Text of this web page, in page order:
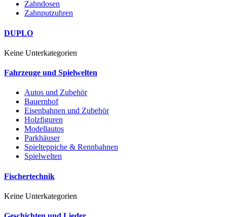
Zahndosen
Zahnputzuhren
DUPLO
Keine Unterkategorien
Fahrzeuge und Spielwelten
Autos und Zubehör
Bauernhof
Eisenbahnen und Zubehör
Holzfiguren
Modellautos
Parkhäuser
Spielteppiche & Rennbahnen
Spielwelten
Fischertechnik
Keine Unterkategorien